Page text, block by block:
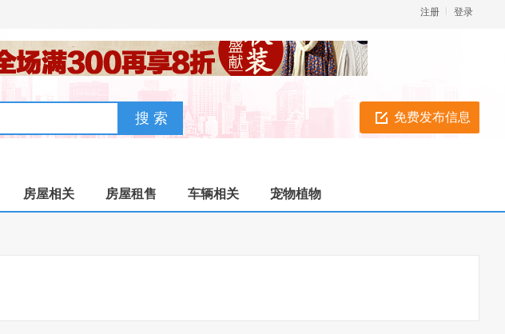
登录
注册
免费发布信息
房屋相关 房屋租售 车辆相关 宠物植物